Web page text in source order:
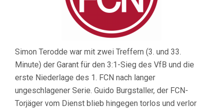
Simon Terodde war mit zwei Treffern (3. und 33.
Minute) der Garant für den 3:1-Sieg des VfB und die
erste Niederlage des 1. FCN nach langer
ungeschlagener Serie. Guido Burgstaller, der FCN-
Torjäger vom Dienst blieb hingegen torlos und verlor